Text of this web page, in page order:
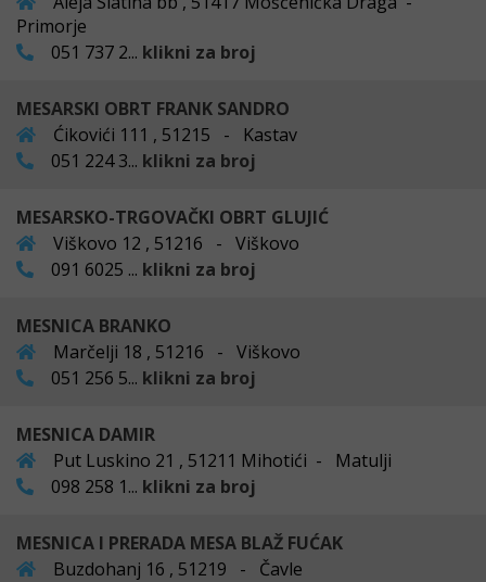
Primorje
051 737 2... klikni za broj
MESARSKI OBRT FRANK SANDRO
Ćikovići 111 , 51215 - Kastav
051 224 3... klikni za broj
MESARSKO-TRGOVAČKI OBRT GLUJIĆ
Viškovo 12 , 51216 - Viškovo
091 6025 ... klikni za broj
MESNICA BRANKO
Marčelji 18 , 51216 - Viškovo
051 256 5... klikni za broj
MESNICA DAMIR
Put Luskino 21 , 51211 Mihotići - Matulji
098 258 1... klikni za broj
MESNICA I PRERADA MESA BLAŽ FUĆAK
Buzdohanj 16 , 51219 - Čavle